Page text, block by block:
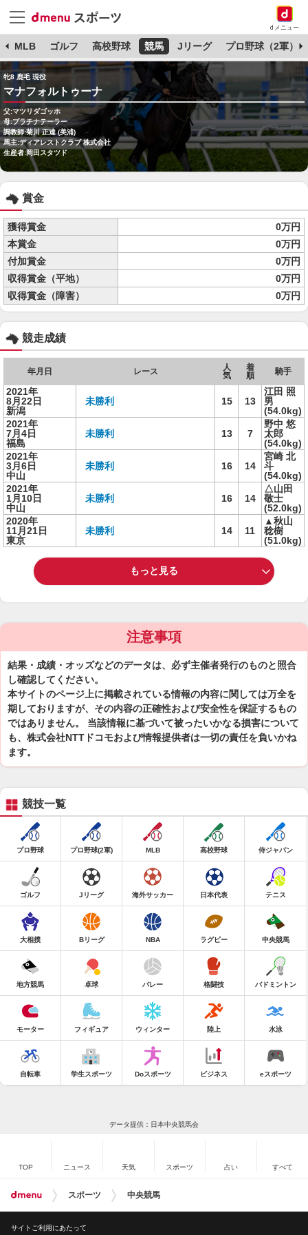
dメニュー
MLB ゴルフ 高校野球 競馬 Jリーグ プロ野球（2軍）
牝8 鹿毛 現役
マナフォルトゥーナ
父:マツリダゴッホ
母:プラチナテーラー
調教師:菊川 正達 (美浦)
馬主:ディアレストクラブ 株式会社
生産者:岡田スタツド
賞金
獲得賞金
0万円
本賞金
0万円
付加賞金
0万円
収得賞金（平地）
0万円
収得賞金（障害）
0万円
競走成績
年月日 レース
人
気
着
順
騎手
2021年
8月22日
新潟
未勝利 15 13
江田 照
男
(54.0kg)
2021年
7月4日
福島
未勝利 13 7
野中 悠
太郎
(54.0kg)
2021年
3月6日
中山
未勝利 16 14
宮崎 北
斗
(54.0kg)
2021年
1月10日
中山
未勝利 16 14
△山田
敬士
(52.0kg)
2020年
11月21日
東京
未勝利 14 11
▲秋山
稔樹
(51.0kg)
もっと見る
注意事項
結果・成績・オッズなどのデータは、必ず主催者発行のものと照合
し確認してください。
本サイトのページ上に掲載されている情報の内容に関しては万全を
期しておりますが、その内容の正確性および安全性を保証するもの
ではありません。 当該情報に基づいて被ったいかなる損害について
も、株式会社NTTドコモおよび情報提供者は一切の責任を負いかね
ます。
競技一覧
プロ野球 プロ野球(2軍) MLB 高校野球 侍ジャパン
ゴルフ Jリーグ 海外サッカー 日本代表 テニス
大相撲 Bリーグ NBA ラグビー 中央競馬
地方競馬 卓球 バレー 格闘技 バドミントン
モーター フィギュア ウィンター 陸上 水泳
自転車 学生スポーツ Doスポーツ ビジネス eスポーツ
データ提供：日本中央競馬会
TOP ニュース 天気 スポーツ 占い すべて
スポーツ 中央競馬
サイトご利用にあたって